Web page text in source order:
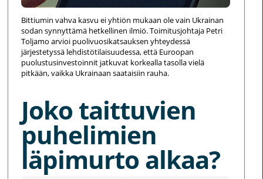
Bittiumin vahva kasvu ei yhtiön mukaan ole vain Ukrainan
sodan synnyttämä hetkellinen ilmiö. Toimitusjohtaja Petri
Toljamo arvioi puolivuosikatsauksen yhteydessä
järjestetyssä lehdistötilaisuudessa, että Euroopan
puolustusinvestoinnit jatkuvat korkealla tasolla vielä
pitkään, vaikka Ukrainaan saataisiin rauha.
Joko taittuvien
puhelimien
läpimurto alkaa?